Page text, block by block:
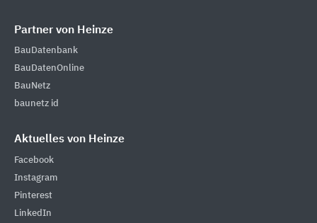
Partner von Heinze
BauDatenbank
BauDatenOnline
BauNetz
baunetz id
Aktuelles von Heinze
Facebook
Instagram
Pinterest
LinkedIn